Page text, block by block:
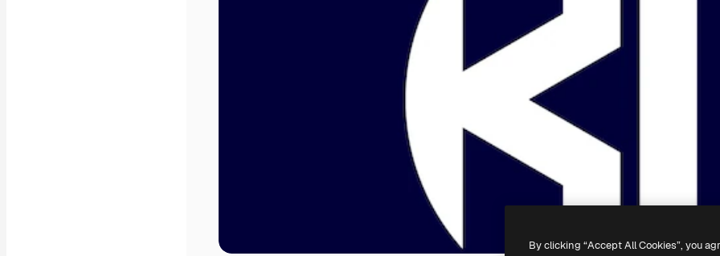
By clicking “Accept All Cookies”, you